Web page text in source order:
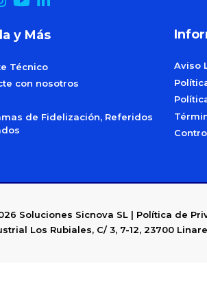
y Más
Técnico
con nosotros
de Fidelización, Referidos
Aviso
Soluciones Sicnova SL | Política de
Los Rubiales, C/ 3, 7-12, 23700